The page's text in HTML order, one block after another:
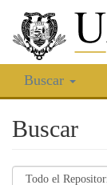
Buscar
Buscar